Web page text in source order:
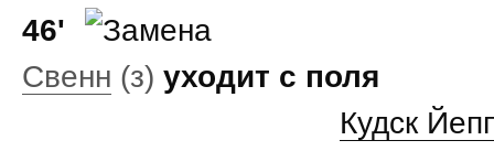
46'
Свенн (з) уходит с поля
Кудск